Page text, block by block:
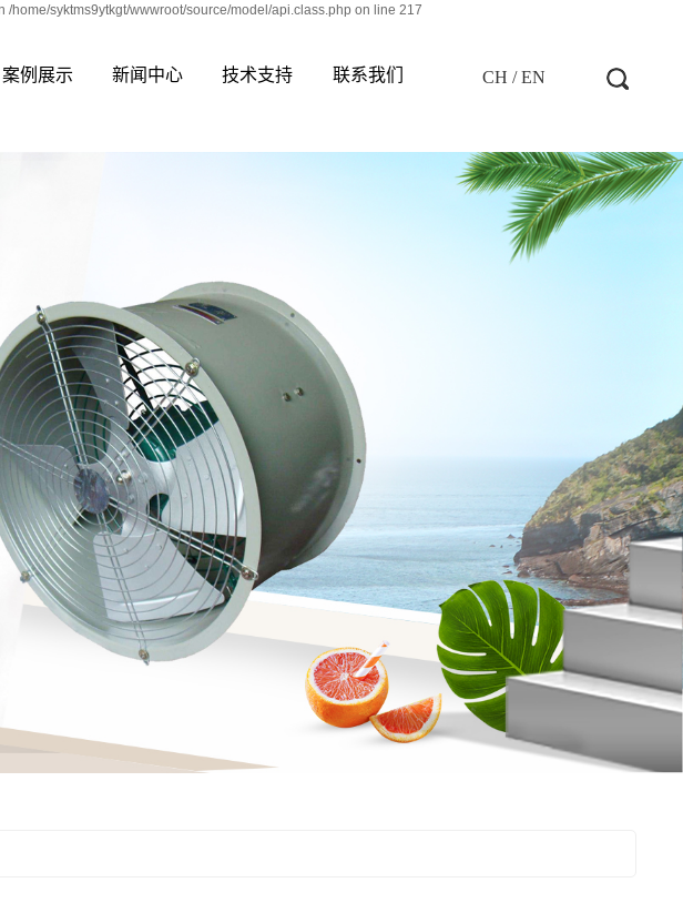
syktms9ytkgt/wwwroot/source/model/api.class.php on line 217
CH / EN
案例展示 新闻中心 技术支持 联系我们